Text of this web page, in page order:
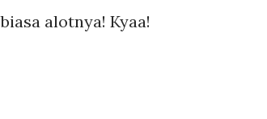
biasa alotnya! Kyaa!